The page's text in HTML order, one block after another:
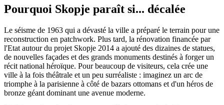
Pourquoi Skopje paraît si... décalée
Le séisme de 1963 qui a dévasté la ville a préparé le terrain pour une
reconstruction en patchwork. Plus tard, la rénovation financée par
l'Etat autour du projet Skopje 2014 a ajouté des dizaines de statues,
de nouvelles façades et des grands monuments destinés à forger un
récit national héroïque. Pour beaucoup de visiteurs, cela crée une
ville à la fois théâtrale et un peu surréaliste : imaginez un arc de
triomphe à la parisienne à côté de bazars ottomans et d'un héros de
bronze géant dominant une avenue moderne.